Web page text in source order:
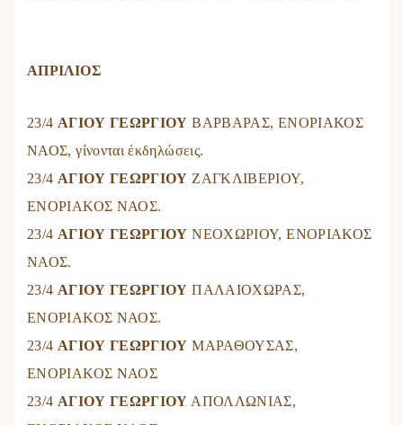
ΑΠΡΙΛΙΟΣ
23/4 ΑΓΙΟΥ ΓΕΩΡΓΙΟΥ ΒΑΡΒΑΡΑΣ, ΕΝΟΡΙΑΚΟΣ
ΝΑΟΣ, γίνονται ἐκδηλώσεις.
23/4 ΑΓΙΟΥ ΓΕΩΡΓΙΟΥ ΖΑΓΚΛΙΒΕΡΙΟΥ,
ΕΝΟΡΙΑΚΟΣ ΝΑΟΣ.
23/4 ΑΓΙΟΥ ΓΕΩΡΓΙΟΥ ΝΕΟΧΩΡΙΟΥ, ΕΝΟΡΙΑΚΟΣ
ΝΑΟΣ.
23/4 ΑΓΙΟΥ ΓΕΩΡΓΙΟΥ ΠΑΛΑΙΟΧΩΡΑΣ,
ΕΝΟΡΙΑΚΟΣ ΝΑΟΣ.
23/4 ΑΓΙΟΥ ΓΕΩΡΓΙΟΥ ΜΑΡΑΘΟΥΣΑΣ,
ΕΝΟΡΙΑΚΟΣ ΝΑΟΣ
23/4 ΑΓΙΟΥ ΓΕΩΡΓΙΟΥ ΑΠΟΛΛΩΝΙΑΣ,